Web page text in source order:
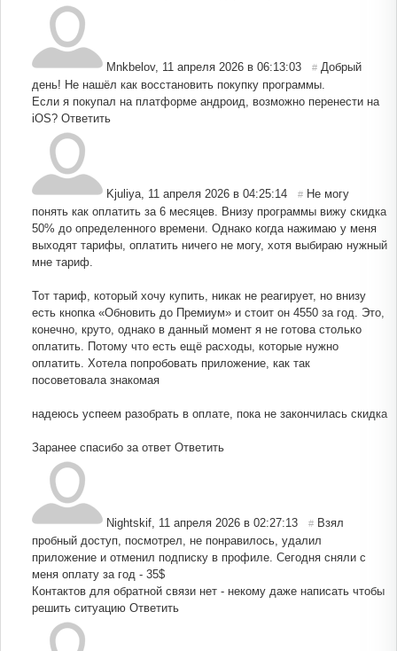
Mnkbelov, 11 апреля 2026 в 06:13:03 # Добрый
день! Не нашёл как восстановить покупку программы.
Если я покупал на платформе андроид, возможно перенести на
iOS? Ответить
Kjuliya, 11 апреля 2026 в 04:25:14 # Не могу
понять как оплатить за 6 месяцев. Внизу программы вижу скидка
50% до определенного времени. Однако когда нажимаю у меня
выходят тарифы, оплатить ничего не могу, хотя выбираю нужный
мне тариф.
Тот тариф, который хочу купить, никак не реагирует, но внизу
есть кнопка «Обновить до Премиум» и стоит он 4550 за год. Это,
конечно, круто, однако в данный момент я не готова столько
оплатить. Потому что есть ещё расходы, которые нужно
оплатить. Хотела попробовать приложение, как так
посоветовала знакомая
надеюсь успеем разобрать в оплате, пока не закончилась скидка
Заранее спасибо за ответ Ответить
Nightskif, 11 апреля 2026 в 02:27:13 # Взял
пробный доступ, посмотрел, не понравилось, удалил
приложение и отменил подписку в профиле. Сегодня сняли с
меня оплату за год - 35$
Контактов для обратной связи нет - некому даже написать чтобы
решить ситуацию Ответить